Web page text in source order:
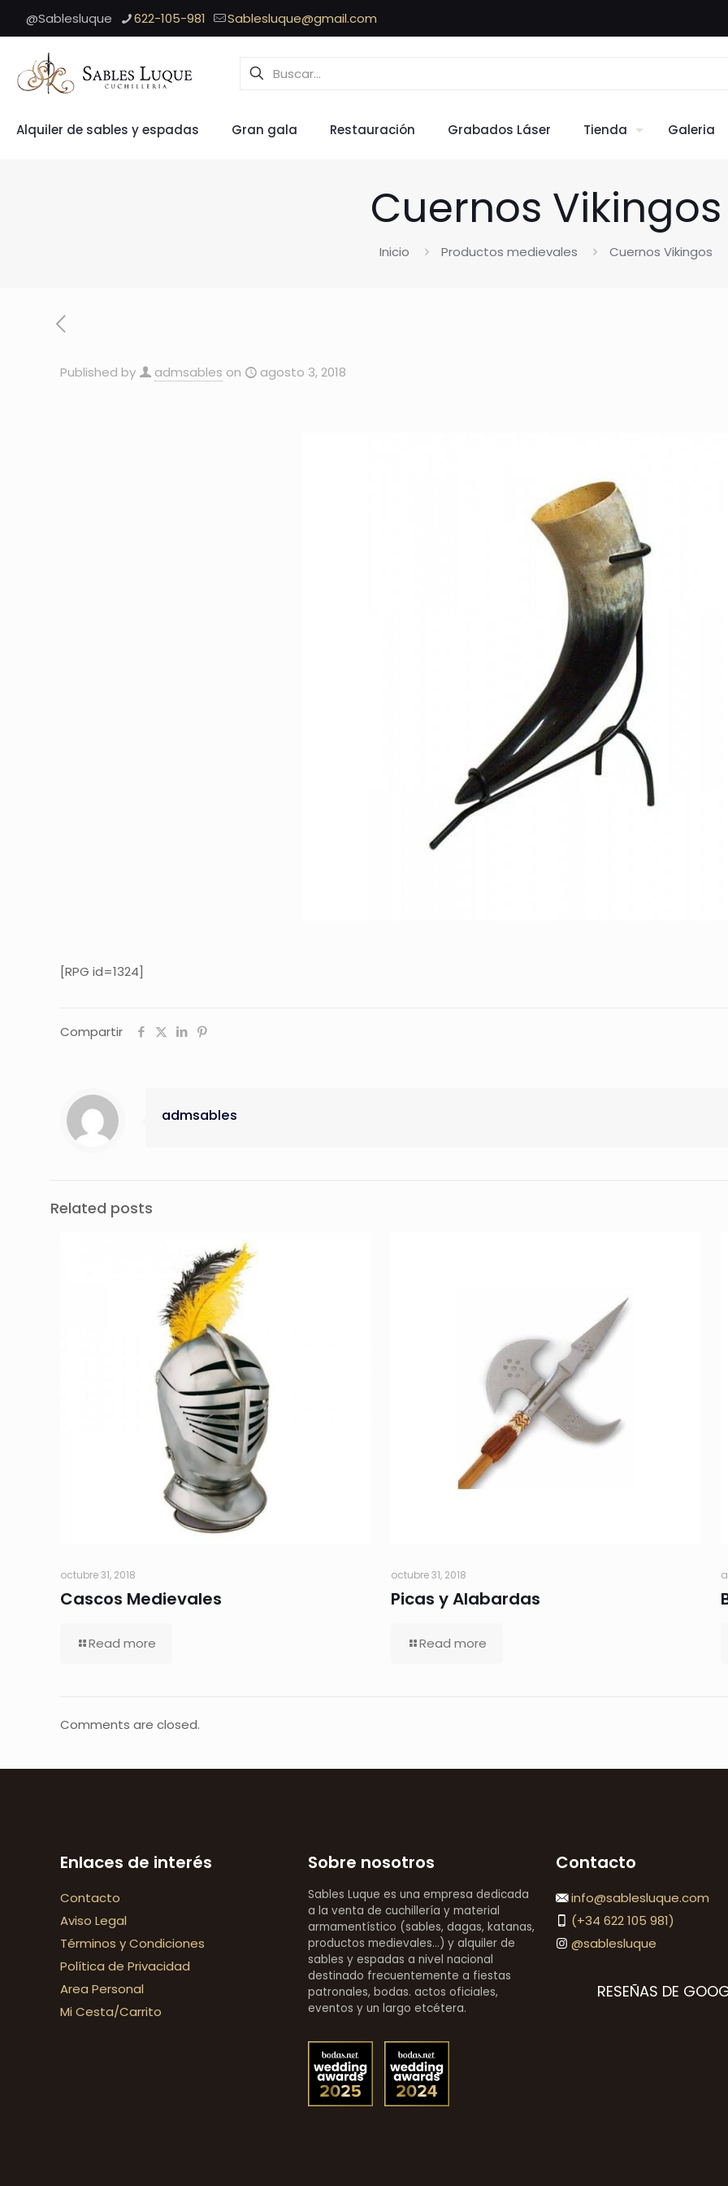
@Sablesluque 622-105-981 Sablesluque@gmail.com
Alquiler de sables y espadas Gran gala Restauración Grabados Láser Tienda Galeria
Cuernos Vikingos
Inicio Productos medievales Cuernos Vikingos
Published by admsables on agosto 3, 2018
[RPG id=1324]
Compartir
admsables
Related posts
octubre 31, 2018
Cascos Medievales
Read more
octubre 31, 2018
Picas y Alabardas
Read more
Comments are closed.
Enlaces de interés
Contacto
Aviso Legal
Términos y Condiciones
Política de Privacidad
Area Personal
Mi Cesta/Carrito
Sobre nosotros
Sables Luque es una empresa dedicada
a la venta de cuchillería y material
armamentístico (sables, dagas, katanas,
productos medievales...) y alquiler de
sables y espadas a nivel nacional
destinado frecuentemente a fiestas
patronales, bodas. actos oficiales,
eventos y un largo etcétera.
Contacto
info@sablesluque.com
(+34 622 105 981)
@sablesluque
RESEÑAS DE